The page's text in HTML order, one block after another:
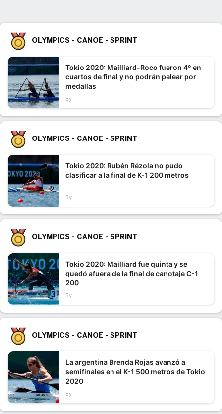
OLYMPICS - CANOE - SPRINT
Tokio 2020: Mailliard-Roco fueron 4º en
cuartos de final y no podrán pelear por
medallas
5y
OLYMPICS - CANOE - SPRINT
Tokio 2020: Rubén Rézola no pudo
clasificar a la final de K-1 200 metros
5y
OLYMPICS - CANOE - SPRINT
Tokio 2020: Mailliard fue quinta y se
quedó afuera de la final de canotaje C-1
200
5y
OLYMPICS - CANOE - SPRINT
La argentina Brenda Rojas avanzó a
semifinales en el K-1 500 metros de Tokio
2020
5y